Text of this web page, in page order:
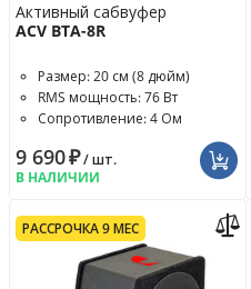
Активный сабвуфер
ACV BTA-8R
Размер: 20 см (8 дюйм)
RMS мощность: 76 Вт
Сопротивление: 4 Ом
9 690₽/ шт.
В НАЛИЧИИ
РАССРОЧКА 9 МЕС